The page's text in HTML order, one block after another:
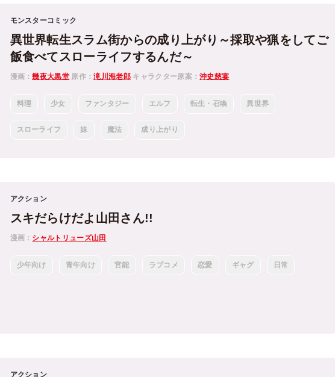
モンスターコミック
異世界転生スラム街からの成り上がり～採取や猟をしてご
飯食べてスローライフするんだ～
漫画：幾夜大黒堂 原作：滝川海老郎キャラクター原案：沖史慈宴
料理 少女 ファンタジー エルフ 転生・召喚 異世界
スローライフ 妹 魔法 成り上がり
アクション
スキだらけだよ山田さん!!
漫画： シャルトリューズ山田
少年向け 青年向け 官能 ラブコメ 恋愛 ギャグ 日常
アクション